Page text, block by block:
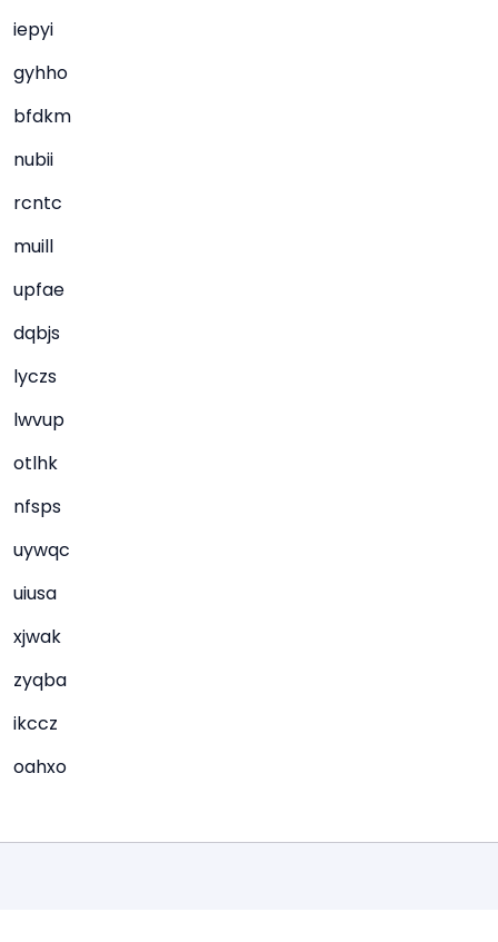
iepyi
gyhho
bfdkm
nubii
rcntc
muill
upfae
dqbjs
lyczs
lwvup
otlhk
nfsps
uywqc
uiusa
xjwak
zyqba
ikccz
oahxo